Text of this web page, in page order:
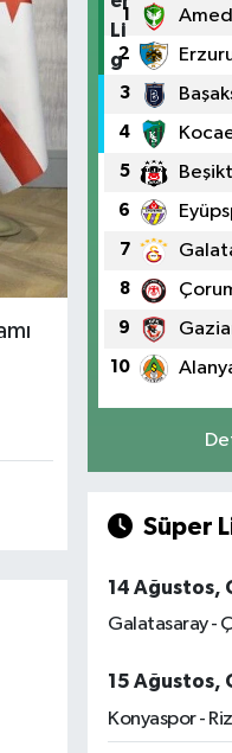
1 Amed
2
3
4
5
6
7
8
9
10
Süper
14 Ağustos,
Galatasaray -
15 Ağustos,
Konyaspor -